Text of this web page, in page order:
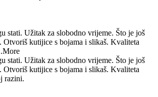
stati. Užitak za slobodno vrijeme. Što je još
Otvoriš kutijice s bojama i slikaš. Kvaliteta
stati. Užitak za slobodno vrijeme. Što je još
Otvoriš kutijice s bojama i slikaš. Kvaliteta
razini.